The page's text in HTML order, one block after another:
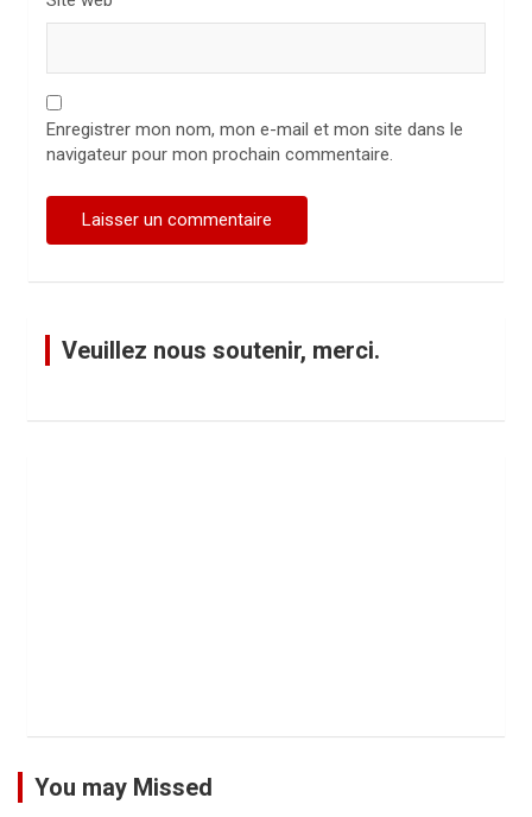
Enregistrer mon nom, mon e-mail et mon site dans le
navigateur pour mon prochain commentaire.
Veuillez nous soutenir, merci.
You may Missed